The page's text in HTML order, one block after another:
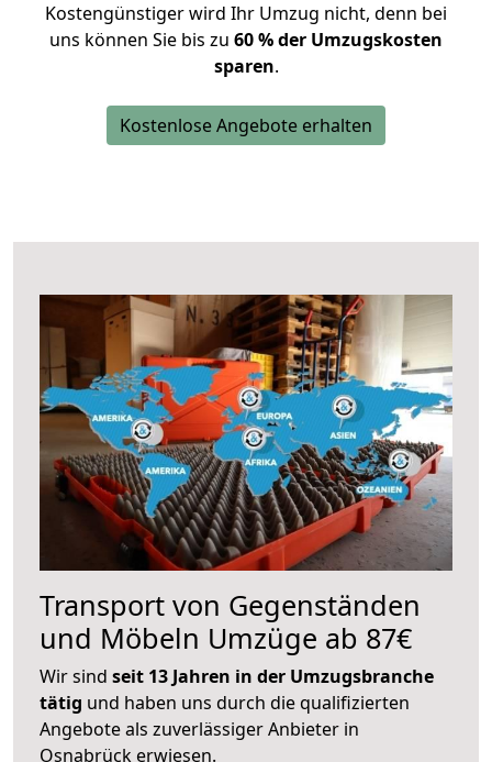
Kostengünstiger wird Ihr Umzug nicht, denn bei
uns können Sie bis zu 60 % der Umzugskosten
sparen.
Kostenlose Angebote erhalten
Transport von Gegenständen
und Möbeln Umzüge ab 87€
Wir sind seit 13 Jahren in der Umzugsbranche
tätig und haben uns durch die qualifizierten
Angebote als zuverlässiger Anbieter in
Osnabrück erwiesen.